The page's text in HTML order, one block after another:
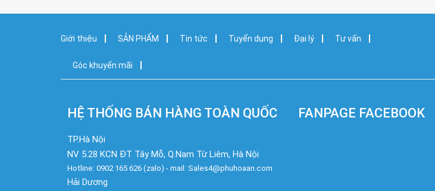
Giới thiệu SẢN PHẨM Tin tức Tuyển dụng Đại lý Tư vấn
Góc khuyến mãi
HỆ THỐNG BÁN HÀNG TOÀN QUỐC
TP.Hà Nội
NV 5.28 KCN ĐT Tây Mỗ, Q.Nam Từ Liêm, Hà Nội
Hotline: 0902 165 626 (zalo) - mail: Sales4@phuhoaan.com
Hải Dương
FANPAGE FACEBOOK